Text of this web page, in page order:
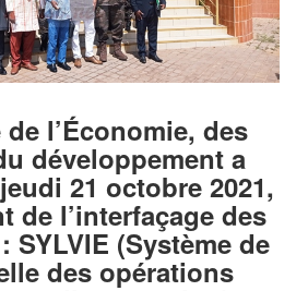
l’Économie, des
développement a
21 octobre 2021,
de l’interfaçage des
SYLVIE (Système de
des opérations